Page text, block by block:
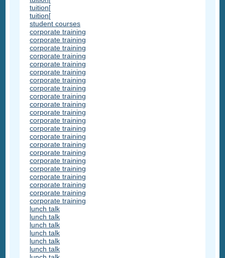
tuition[
tuition[
student courses
corporate training
corporate training
corporate training
corporate training
corporate training
corporate training
corporate training
corporate training
corporate training
corporate training
corporate training
corporate training
corporate training
corporate training
corporate training
corporate training
corporate training
corporate training
corporate training
corporate training
corporate training
corporate training
lunch talk
lunch talk
lunch talk
lunch talk
lunch talk
lunch talk